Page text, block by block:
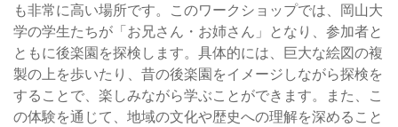
も非常に高い場所です。このワークショップでは、岡山大
学の学生たちが「お兄さん・お姉さん」となり、参加者と
ともに後楽園を探検します。具体的には、巨大な絵図の複
製の上を歩いたり、昔の後楽園をイメージしながら探検を
することで、楽しみながら学ぶことができます。また、こ
の体験を通じて、地域の文化や歴史への理解を深めること